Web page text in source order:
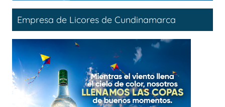
Empresa de Licores de Cundinamarca